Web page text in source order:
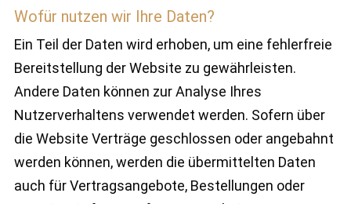
Wofür nutzen wir Ihre Daten?
Ein Teil der Daten wird erhoben, um eine fehlerfreie
Bereitstellung der Website zu gewährleisten.
Andere Daten können zur Analyse Ihres
Nutzerverhaltens verwendet werden. Sofern über
die Website Verträge geschlossen oder angebahnt
werden können, werden die übermittelten Daten
auch für Vertragsangebote, Bestellungen oder